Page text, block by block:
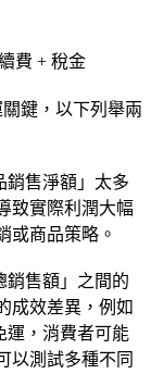
費 + 稅金
鍵，以下列舉兩
銷售淨額」太多
致實際利潤大幅
或商品策略。
銷售額」之間的
成效差異，例如
運，消費者可能
以測試多種不同